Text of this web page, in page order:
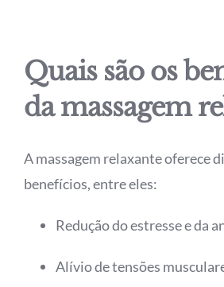
Quais são os
da massagem
A massagem relaxante oferece
benefícios, entre eles:
Redução do estresse e da
Alívio de tensões